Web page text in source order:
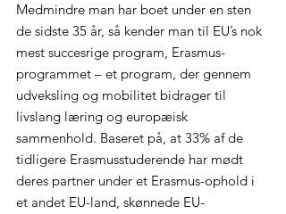
Medmindre man har boet under en sten
de sidste 35 år, så kender man til EU’s nok
mest succesrige program, Erasmus-
programmet – et program, der gennem
udveksling og mobilitet bidrager til
livslang læring og europæisk
sammenhold. Baseret på, at 33% af de
tidligere Erasmusstuderende har mødt
deres partner under et Erasmus-ophold i
et andet EU-land, skønnede EU-